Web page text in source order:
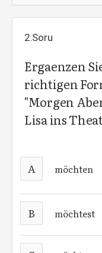
2.Soru
Ergaenzen
richtigen
"Morgen
Lisa ins
A möchten
B möchtest